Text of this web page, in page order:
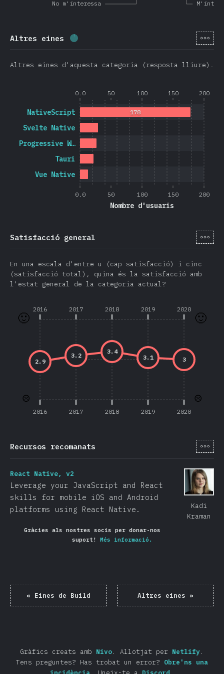
No m'interessa
Altres eines Percentatge completat: ( 313 )
[ca-
Altres eines d'aquesta categoria (resposta lliure).
0.0 50 100 150 200
0.0 50 100 150 200
Nombre d'usuaris
Vue Native
Tauri
Progressive W…
Svelte Native
NativeScript 178
Satisfacció general [ca-
En una escala d'entre u (cap satisfacció) i cinc
(satisfacció total), quina és la satisfacció amb
l'estat general de la categoria actual?
2016 2017 2018 2019 2020
☹️
🙂
2016 2017 2018 2019 2020
☹️
🙂
3
3.1
3.4
3.2
2.9
Recursos recomanats [ca-
Kadi
Kraman
React Native, v2
Leverage your JavaScript and React
skills for mobile iOS and Android
platforms using React Native.
Gràcies als nostres socis per donar-nos
suport!
Més informació.
« Eines de Build Altres eines »
Gràfics creats amb Nivo. Allotjat per Netlify.
Tens preguntes? Has trobat un error? Obre'ns una